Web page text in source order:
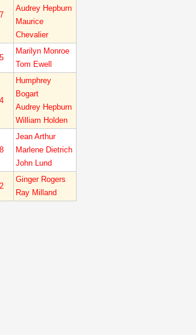
Audrey Hepburn
Maurice
Chevalier
Marilyn Monroe
Tom Ewell
Humphrey
Bogart
Audrey Hepburn
William Holden
Jean Arthur
Marlene Dietrich
John Lund
Ginger Rogers
Ray Milland